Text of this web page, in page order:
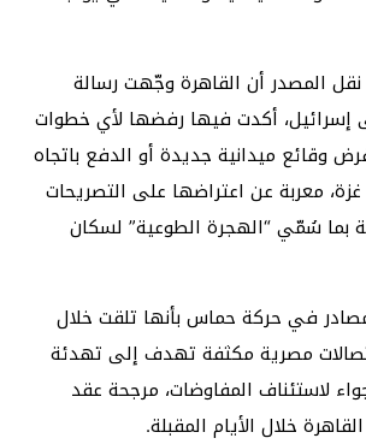
المصدر أن القاهرة وجّهت رسالة
إسرائيل، أكدت فيها رفضها لأي خطوات
وقائع ميدانية جديدة أو الدفع باتجاه
معربة عن اعتراضها على التصريحات
بما سُمّي “الهجرة الطوعية” لسكان
في حركة حماس بأنها تلقت خلال
مصرية مكثفة تهدف إلى تهدئة
لاستئناف المفاوضات، مرجحة عقد
خلال الأيام المقبلة.